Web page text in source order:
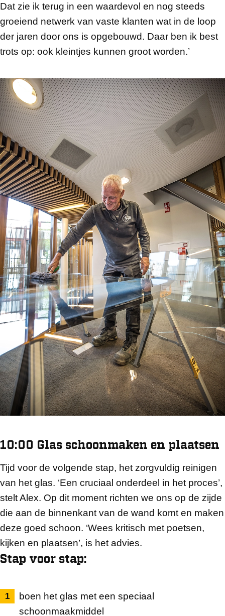
Dat zie ik terug in een waardevol en nog steeds
groeiend netwerk van vaste klanten wat in de loop
der jaren door ons is opgebouwd. Daar ben ik best
trots op: ook kleintjes kunnen groot worden.’
10:00 Glas schoonmaken en plaatsen
Tijd voor de volgende stap, het zorgvuldig reinigen
van het glas. ‘Een cruciaal onderdeel in het proces’,
stelt Alex. Op dit moment richten we ons op de zijde
die aan de binnenkant van de wand komt en maken
deze goed schoon. ‘Wees kritisch met poetsen,
kijken en plaatsen’, is het advies.
Stap voor stap:
boen het glas met een speciaal
schoonmaakmiddel